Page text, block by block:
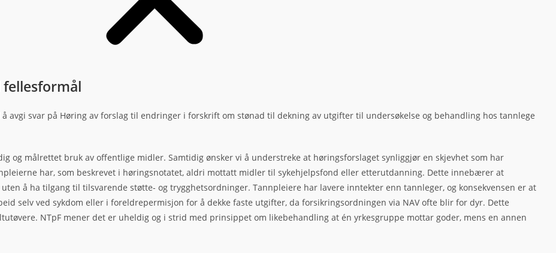
avgi svar på Høring av forslag til endringer i forskrift om stønad til dekning av utgifter til undersøkelse og behandling hos tannlege
og målrettet bruk av offentlige midler. Samtidig ønsker vi å understreke at høringsforslaget synliggjør en skjevhet som har
har, som beskrevet i høringsnotatet, aldri mottatt midler til sykehjelpsfond eller etterutdanning. Dette innebærer at
å ha tilgang til tilsvarende støtte- og trygghetsordninger. Tannpleiere har lavere inntekter enn tannleger, og konsekvensen er at
selv ved sykdom eller i foreldrepermisjon for å dekke faste utgifter, da forsikringsordningen via NAV ofte blir for dyr. Dette
NTpF mener det er uheldig og i strid med prinsippet om likebehandling at én yrkesgruppe mottar goder, mens en annen